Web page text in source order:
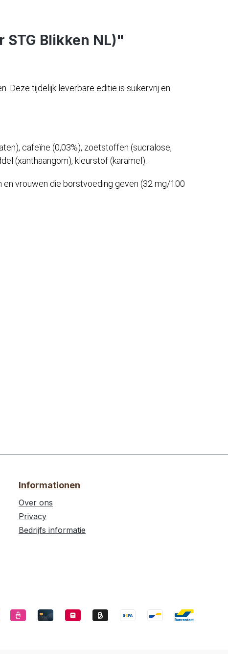
STG Blikken NL)"
Deze tijdelijk leverbare editie is suikervrij en
cafeïne (0,03%), zoetstoffen (sucralose,
(xanthaangom), kleurstof (karamel).
en vrouwen die borstvoeding geven (32 mg/100
Informationen
Over ons
Privacy
Bedrijfs informatie